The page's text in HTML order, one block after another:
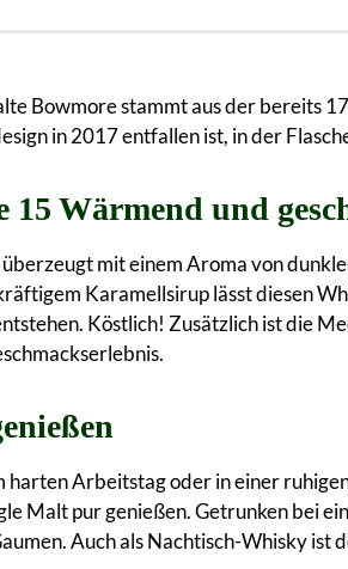
Bowmore stammt aus der bereits
in 2017 entfallen ist, in der
15 Wärmend und
mit einem Aroma von
Karamellsirup lässt diesen
Köstlich! Zusätzlich ist die
harten Arbeitstag oder in einer
Malt pur genießen. Getrunken bei
Auch als Nachtisch-Whisky ist